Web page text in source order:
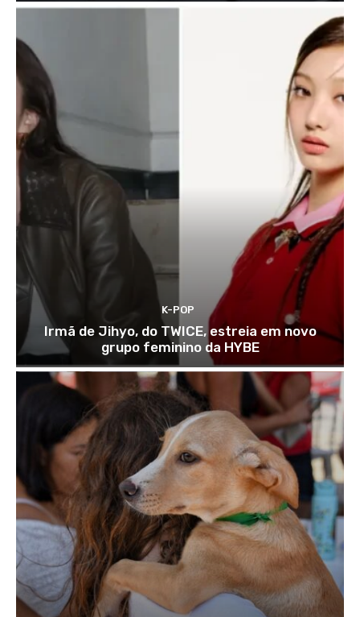
K-POP
Irmã de Jihyo, do TWICE, estreia em novo
grupo feminino da HYBE